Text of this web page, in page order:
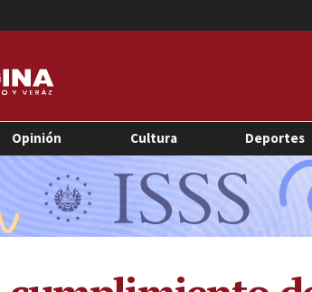
Opinión Cultura Deportes